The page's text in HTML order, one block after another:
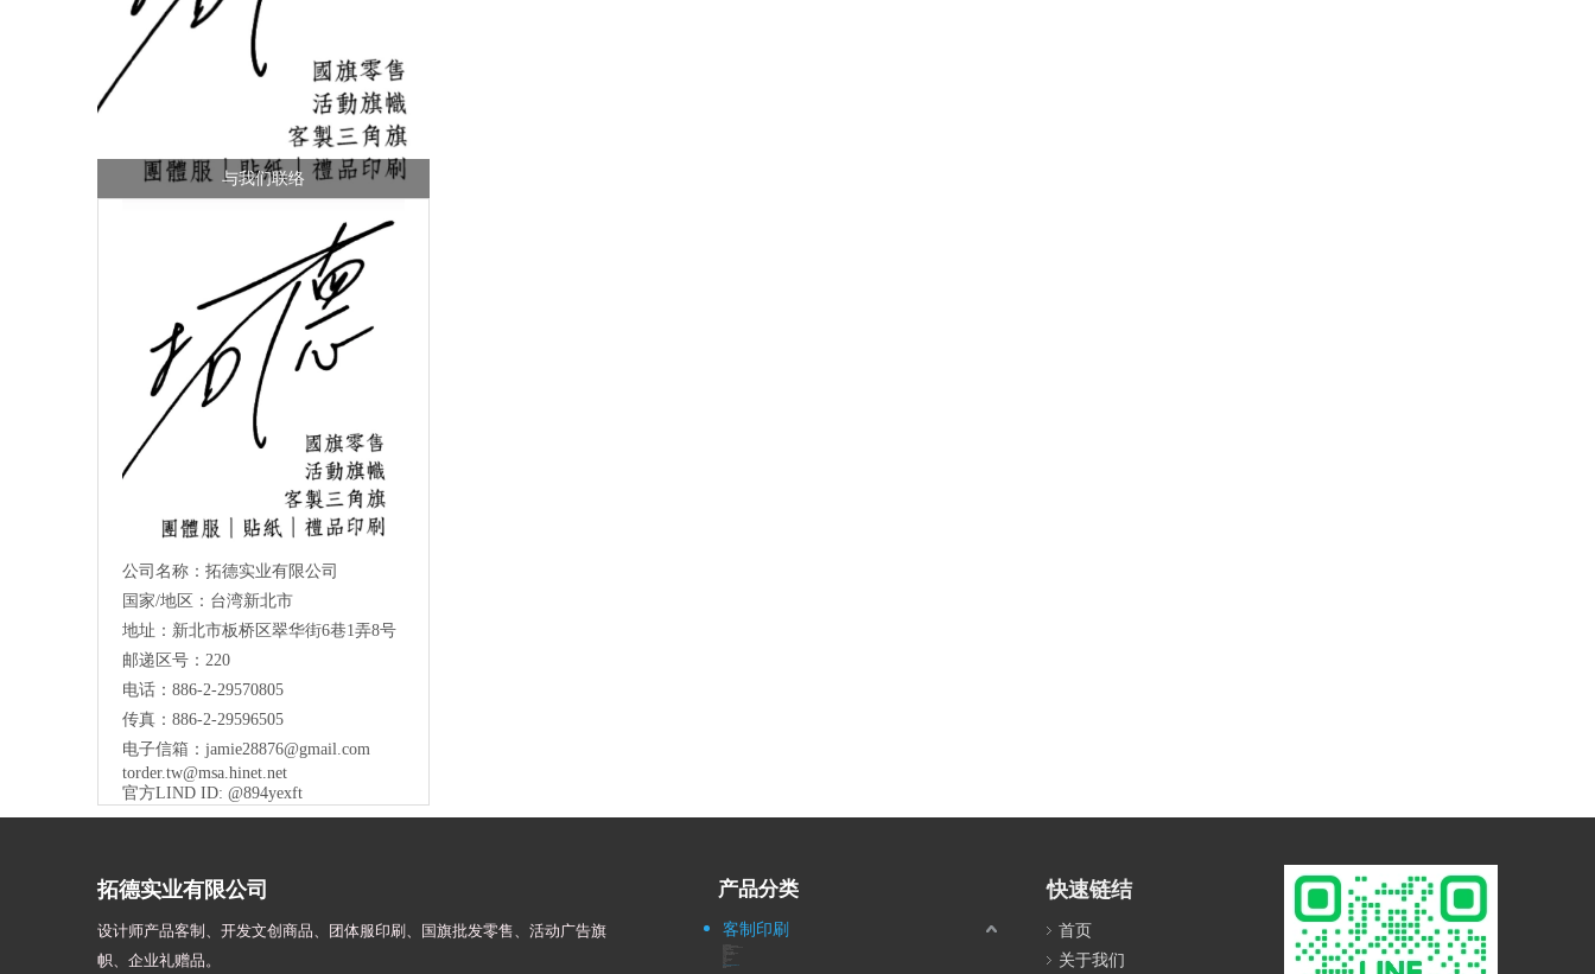
与我们联络
公司名称：拓德实业有限公司
国家/地区：台湾新北市
地址：新北市板桥区翠华街6巷1弄8号
邮递区号：220
电话：886-2-29570805
传真：886-2-29596505
电子信箱： jamie28876@gmail.com
torder.tw@msa.hinet.net
官方LIND ID: @894yexft
拓德实业有限公司
设计师产品客制、开发文创商品、团体服印刷、
国旗批发零售、活动广告旗
帜、 企业礼赠品。
产品分类
客制印刷
快速链结
首页
关于我们